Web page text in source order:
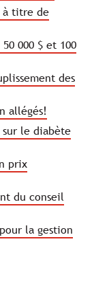
à titre de
000 $ et 100
des
allégés!
sur le diabète
prix
du conseil
la gestion